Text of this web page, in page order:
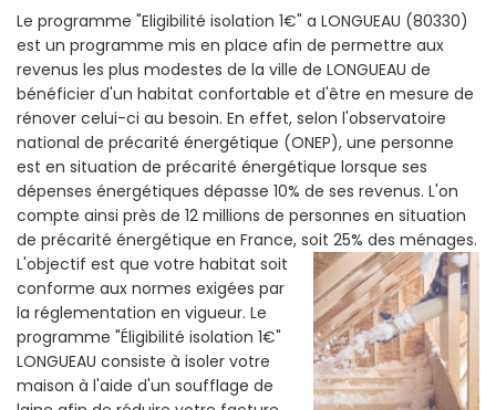
Le programme "Eligibilité isolation 1€" a LONGUEAU (80330)
est un programme mis en place afin de permettre aux
revenus les plus modestes de la ville de LONGUEAU de
bénéficier d'un habitat confortable et d'être en mesure de
rénover celui-ci au besoin. En effet, selon l'observatoire
national de précarité énergétique (ONEP), une personne
est en situation de précarité énergétique lorsque ses
dépenses énergétiques dépasse 10% de ses revenus. L'on
compte ainsi près de 12 millions de personnes en situation
de précarité énergétique en France, soit 25% des ménages.
L'objectif est que votre habitat soit
conforme aux normes exigées par
la réglementation en vigueur. Le
programme "Éligibilité isolation 1€"
LONGUEAU consiste à isoler votre
maison à l'aide d'un soufflage de